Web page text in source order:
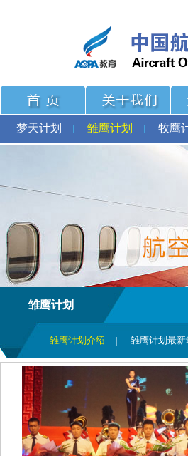
梦天计划 雏鹰计划 牧鹰
雏鹰计划
雏鹰计划介绍 雏鹰计划最新